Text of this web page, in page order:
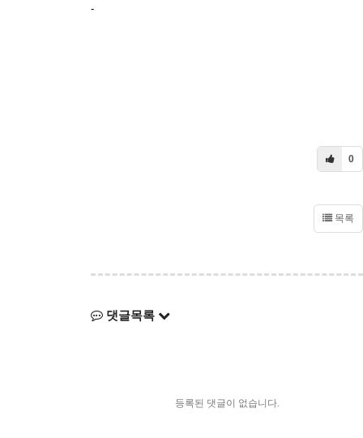
-
0
목록
댓글목록
등록된 댓글이 없습니다.